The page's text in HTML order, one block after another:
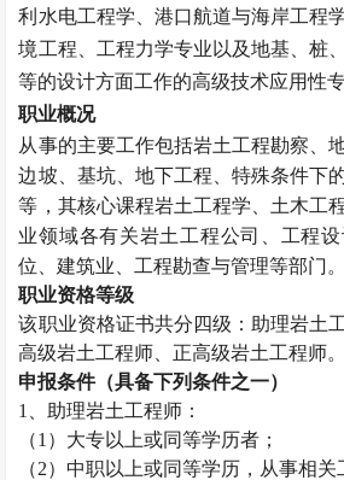
利水电工程学、港口航道与海岸工程
境工程、工程力学专业以及地基、桩
等的设计方面工作的高级技术应用性专
职业概况
从事的主要工作包括岩土工程勘察、
边坡、基坑、地下工程、特殊条件下
等，其核心课程岩土工程学、土木工
业领域各有关岩土工程公司、工程
位、建筑业、工程勘查与管理等部门。
职业资格等级
该职业资格证书共分四级：助理岩土
高级岩土工程师 、正高级岩土工程师。
申报条件（具备下列条件之一）
1、助理岩土工程师 ：
（1）大专以上或同等学历者；
（2）中职以上或同等学历，从事相关